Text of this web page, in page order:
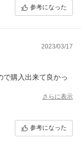
参考になった
2023/03/17
で購入出来て良かっ
さらに表示
参考になった